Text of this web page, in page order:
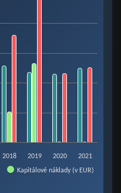
Data ranges from 34910 to
Kapitálové náklady (v EUR)
2018 2019 2020 2021